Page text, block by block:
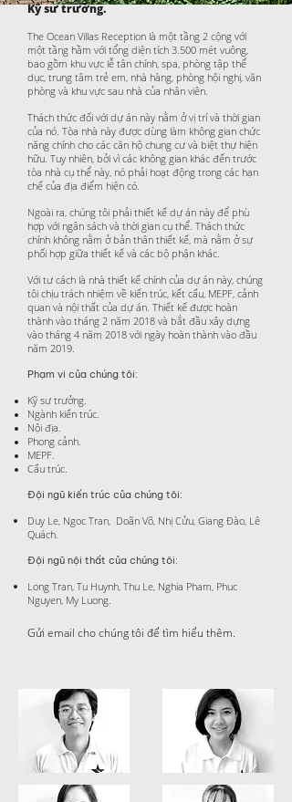
Kỹ sư trưởng.
The Ocean Villas Reception là một tầng 2 cộng với
một tầng hầm với tổng diện tích 3.500 mét vuông,
bao gồm khu vực lễ tân chính, spa, phòng tập thể
dục, trung tâm trẻ em, nhà hàng, phòng hội nghị, văn
phòng và khu vực sau nhà của nhân viên.
Thách thức đối với dự án này nằm ở vị trí và thời gian
của nó. Tòa nhà này được dùng làm không gian chức
năng chính cho các căn hộ chung cư và biệt thự hiện
hữu. Tuy nhiên, bởi vì các không gian khác đến trước
tòa nhà cụ thể này, nó phải hoạt động trong các hạn
chế của địa điểm hiện có.
Ngoài ra, chúng tôi phải thiết kế dự án này để phù
hợp với ngân sách và thời gian cụ thể. Thách thức
chính không nằm ở bản thân thiết kế, mà nằm ở sự
phối hợp giữa thiết kế và các bộ phận khác.
Với tư cách là nhà thiết kế chính của dự án này, chúng
tôi chịu trách nhiệm về kiến trúc, kết cấu, MEPF, cảnh
quan và nội thất của dự án. Thiết kế được hoàn
thành vào tháng 2 năm 2018 và bắt đầu xây dựng
vào tháng 4 năm 2018 với ngày hoàn thành vào đầu
năm 2019.
Phạm vi của chúng tôi:
Kỹ sư trưởng.
Ngành kiến trúc.
Nội địa.
Phong cảnh.
MEPF.
Cấu trúc.
Đội ngũ kiến trúc của chúng tôi:
Duy Le, Ngoc Tran, Doãn Võ, Nhị Cửu, Giang Đào, Lê
Quách.
Đội ngũ nội thất của chúng tôi:
Long Tran, Tu Huynh, Thu Le, Nghia Pham, Phuc
Nguyen, My Luong.
Gửi email cho chúng tôi để tìm hiểu thêm.